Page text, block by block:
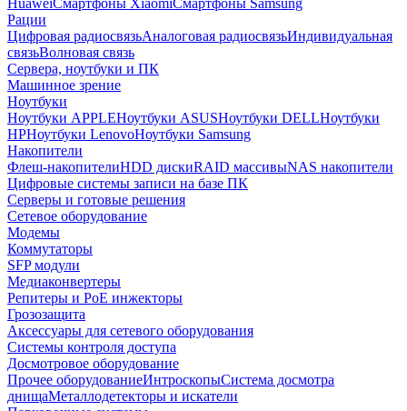
HuaweiСмартфоны XiaomiСмартфоны Samsung
Рации
Цифровая радиосвязьАналоговая радиосвязьИндивидуальная
связьВолновая связь
Сервера, ноутбуки и ПК
Машинное зрение
Ноутбуки
Ноутбуки APPLEНоутбуки ASUSНоутбуки DELLНоутбуки
HPНоутбуки LenovoНоутбуки Samsung
Накопители
Флеш-накопителиHDD дискиRAID массивыNAS накопители
Цифровые системы записи на базе ПК
Серверы и готовые решения
Сетевое оборудование
Модемы
Коммутаторы
SFP модули
Медиаконвертеры
Репитеры и PoE инжекторы
Грозозащита
Аксессуары для сетевого оборудования
Системы контроля доступа
Досмотровое оборудование
Прочее оборудованиеИнтроскопыСистема досмотра
днищаМеталлодетекторы и искатели